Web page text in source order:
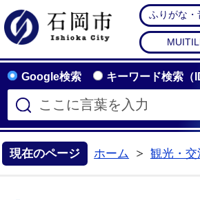
石岡
ふりがな・
Google検索 キーワード検索（
現在のページ ホーム
観光・交